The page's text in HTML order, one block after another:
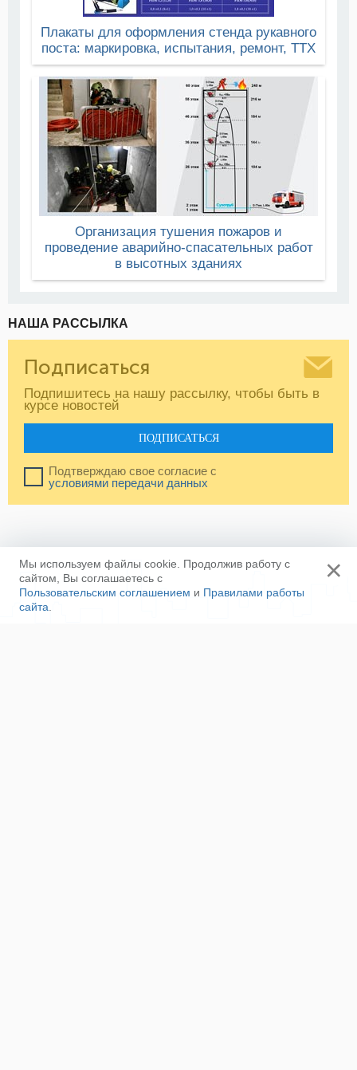
Плакаты для оформления стенда рукавного
поста: маркировка, испытания, ремонт, ТТХ
Организация тушения пожаров и
проведение аварийно-спасательных работ
в высотных зданиях
НАША РАССЫЛКА
Подписаться
Подпишитесь на нашу рассылку, чтобы быть в
курсе новостей
ПОДПИСАТЬСЯ
Подтверждаю свое согласие с
условиями передачи данных
Мы используем файлы cookie. Продолжив работу с
сайтом, Вы соглашаетесь с
Пользовательским соглашением и Правилами работы
сайта
×